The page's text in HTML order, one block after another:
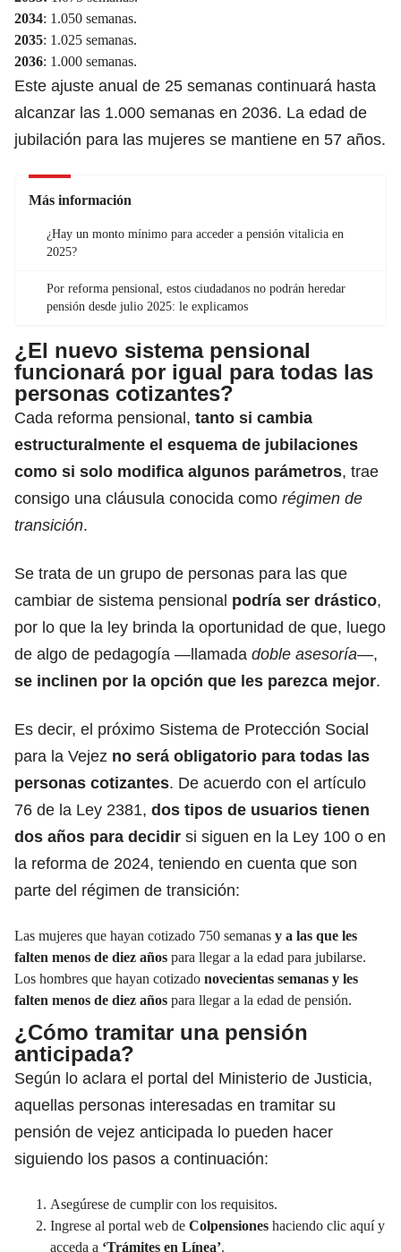
2034: 1.050 semanas.
2035: 1.025 semanas.
2036: 1.000 semanas.
Este ajuste anual de 25 semanas continuará hasta
alcanzar las 1.000 semanas en 2036. La edad de
jubilación para las mujeres se mantiene en 57 años.
Más información
¿Hay un monto mínimo para acceder a pensión vitalicia en
2025?
Por reforma pensional, estos ciudadanos no podrán heredar
pensión desde julio 2025: le explicamos
¿El nuevo sistema pensional
funcionará por igual para todas las
personas cotizantes?
Cada reforma pensional, tanto si cambia
estructuralmente el esquema de jubilaciones
como si solo modifica algunos parámetros, trae
consigo una cláusula conocida como régimen de
transición.
Se trata de un grupo de personas para las que
cambiar de sistema pensional podría ser drástico,
por lo que la ley brinda la oportunidad de que, luego
de algo de pedagogía —llamada doble asesoría—,
se inclinen por la opción que les parezca mejor.
Es decir, el próximo Sistema de Protección Social
para la Vejez no será obligatorio para todas las
personas cotizantes. De acuerdo con el artículo
76 de la Ley 2381, dos tipos de usuarios tienen
dos años para decidir si siguen en la Ley 100 o en
la reforma de 2024, teniendo en cuenta que son
parte del régimen de transición:
Las mujeres que hayan cotizado 750 semanas y a las que les
falten menos de diez años para llegar a la edad para jubilarse.
Los hombres que hayan cotizado novecientas semanas y les
falten menos de diez años para llegar a la edad de pensión.
¿Cómo tramitar una pensión
anticipada?
Según lo aclara el portal del Ministerio de Justicia,
aquellas personas interesadas en tramitar su
pensión de vejez anticipada lo pueden hacer
siguiendo los pasos a continuación:
Asegúrese de cumplir con los requisitos.
Ingrese al portal web de Colpensiones haciendo clic aquí y
acceda a ‘Trámites en Línea’.